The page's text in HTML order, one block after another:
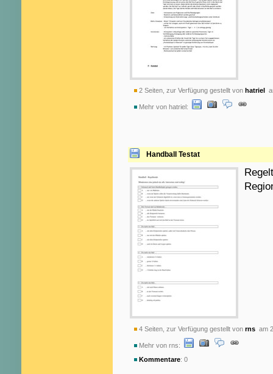
2 Seiten, zur Verfügung gestellt von hatriel
Mehr von hatriel:
Handball Testat
4 Seiten, zur Verfügung gestellt von rns am
Mehr von rns:
Kommentare: 0